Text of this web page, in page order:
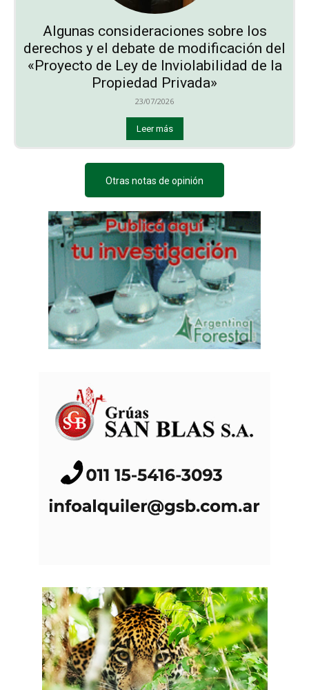
Algunas consideraciones sobre los
derechos y el debate de modificación del
«Proyecto de Ley de Inviolabilidad de la
Propiedad Privada»
23/07/2026
Leer más
Otras notas de opinión